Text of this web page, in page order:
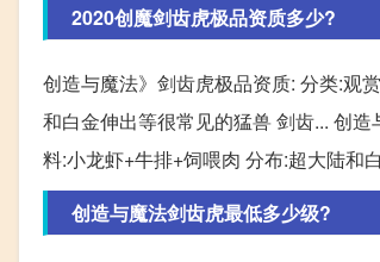
2020创魔剑齿虎极品资质多少?
创造与魔法》剑齿虎极品资质: 分类:观
和白金伸出等很常见的猛兽 剑齿... 创
料:小龙虾+牛排+饲喂肉 分布:超大陆和
创造与魔法剑齿虎最低多少级?